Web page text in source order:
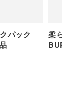
パック
柔ら